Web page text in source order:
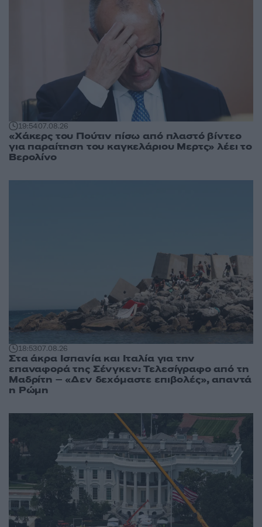
19:5407.08.26
«Χάκερς του Πούτιν πίσω από πλαστό βίντεο
για παραίτηση του καγκελάριου Μερτς» λέει το
Βερολίνο
18:5307.08.26
Στα άκρα Ισπανία και Ιταλία για την
επαναφορά της Σένγκεν: Τελεσίγραφο από τη
Μαδρίτη – «Δεν δεχόμαστε επιβολές», απαντά
η Ρώμη